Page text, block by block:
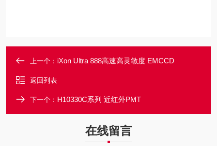
上一个： iXon Ultra 888高速高灵敏度 EMCCD
返回列表
下一个： H10330C系列 近红外PMT
在线留言